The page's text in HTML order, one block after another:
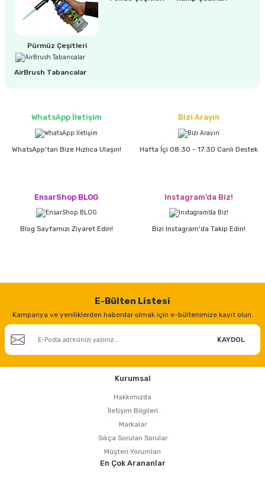
6.745,00 TL
5.530,00 TL
Pürmüz Çeşitleri
AirBrush Tabancalar
WhatsApp İletişim
WhatsApp'tan Bize Hızlıca Ulaşın!
Bizi Arayın
Hafta İçi 08:30 - 17:30 Canlı Destek
EnsarShop BLOG
Blog Sayfamızı Ziyaret Edin!
Instagram’da Biz!
Bizi Instagram'da Takip Edin!
E-Bülten Listesi
Kampanya ve yeniliklerden haberdar olmak için e-bültenimize kayıt olun.
KAYDOL
Kurumsal
Hakkımızda
İletişim Bilgileri
Markalar
Sıkça Sorulan Sorular
Müşteri Yorumları
En Çok Arananlar